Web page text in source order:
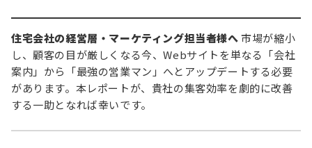
住宅会社の経営層・マーケティング担当者様へ市場が縮小
し、顧客の目が厳しくなる今、Webサイトを単なる「会社
案内」から「最強の営業マン」へとアップデートする必要
があります。本レポートが、貴社の集客効率を劇的に改善
する一助となれば幸いです。